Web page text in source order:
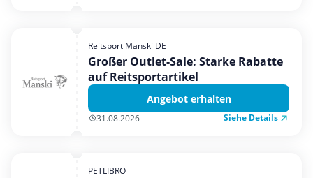
Urlaub & Reise
Reitsport Manski DE
Großer Outlet-Sale: Starke Rabatte
auf Reitsportartikel
Angebot erhalten
31.08.2026 Siehe Details
PETLIBRO